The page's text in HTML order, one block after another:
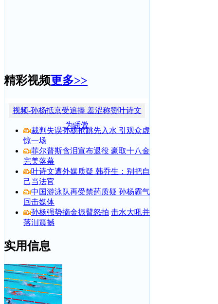
精彩视频更多>>
视频-孙杨抵京受追捧 羞涩称赞叶诗文
为骄傲
裁判失误孙杨抢跳先入水 引观众虚
惊一场
菲尔普斯含泪宣布退役 豪取十八金
完美落幕
叶诗文遭外媒质疑 韩乔生：别把自
己当法官
中国游泳队再受禁药质疑 孙杨霸气
回击媒体
孙杨强势摘金振臂怒拍 击水大吼并
落泪震撼
实用信息